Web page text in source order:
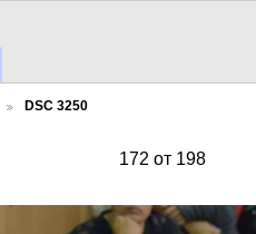
DSC 3250
172 от 198